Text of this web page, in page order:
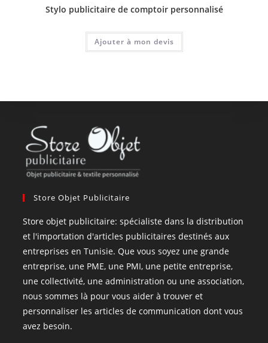
Stylo publicitaire de comptoir personnalisé
Ajouter à mon devis
Store Objet Publicitaire
Store objet publicitaire: spécialiste dans la distribution
et l'importation d'articles publicitaires destinés aux
entreprises en Tunisie. Que vous soyez une grande
entreprise, une PME, une PMI, une petite entreprise,
une collectivité, une administration ou une association,
nous sommes là pour vous aider à trouver et
personnaliser les articles de communication dont vous
avez besoin.